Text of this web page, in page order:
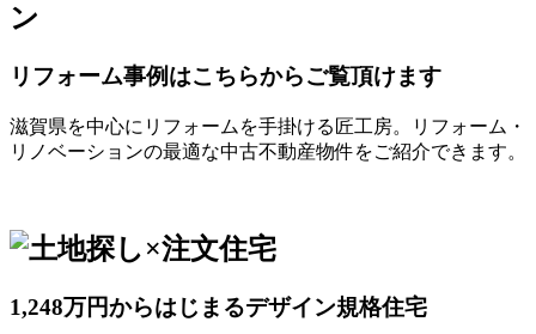
リフォーム事例はこちらからご覧頂けます
滋賀県を中心にリフォームを手掛ける匠工房。リフォーム・
リノベーションの最適な中古不動産物件をご紹介できます。
1,248万円からはじまるデザイン規格住宅